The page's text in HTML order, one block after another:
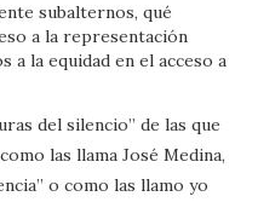
subalternos, qué
a la representación
a la equidad en el acceso a
del silencio” de las que
las llama José Medina,
o como las llamo yo